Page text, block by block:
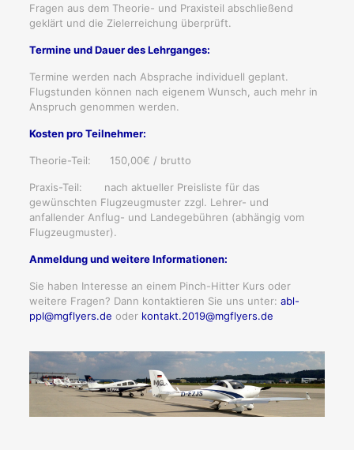
Fragen aus dem Theorie- und Praxisteil abschließend
geklärt und die Zielerreichung überprüft.
Termine und Dauer des Lehrganges:
Termine werden nach Absprache individuell geplant.
Flugstunden können nach eigenem Wunsch, auch mehr in
Anspruch genommen werden.
Kosten pro Teilnehmer:
Theorie-Teil: 150,00€ / brutto
Praxis-Teil: nach aktueller Preisliste für das
gewünschten Flugzeugmuster zzgl. Lehrer- und
anfallender Anflug- und Landegebühren (abhängig vom
Flugzeugmuster).
Anmeldung und weitere Informationen:
Sie haben Interesse an einem Pinch-Hitter Kurs oder
weitere Fragen? Dann kontaktieren Sie uns unter: abl-
ppl@mgflyers.de oder kontakt.2019@mgflyers.de